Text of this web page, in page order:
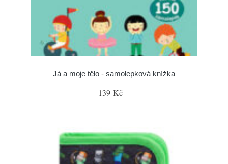
Já a moje tělo - samolepková knížka
139 Kč